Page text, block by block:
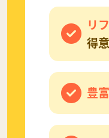
リ
得
豊